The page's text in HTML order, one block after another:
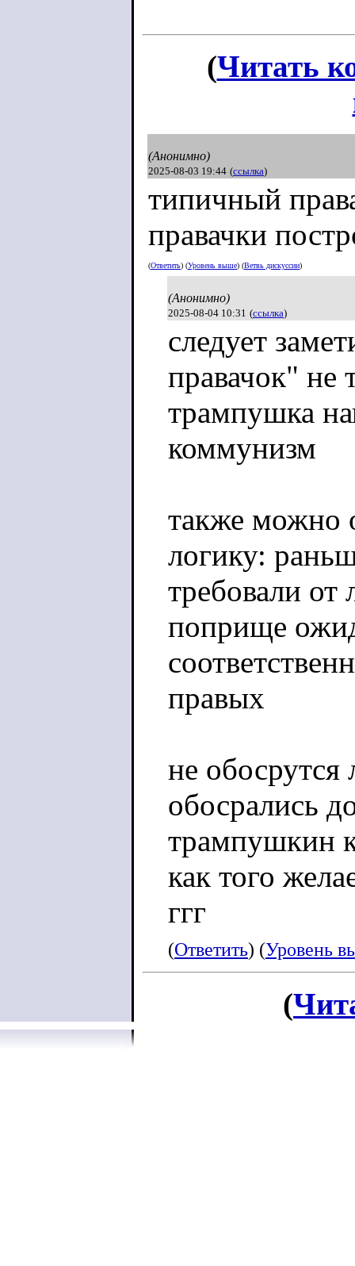
(Читать
(Анонимно)
2025-08-03 19:44 (ссылка)
типичный
правачки
(Ответить) (Уровень выше) (Ветвь дискуссии)
(Анонимно)
2025-08-04 10:31 (ссылка)
следует
правачок" не
трампушка
коммунизм
также можно
логику:
требовали от
поприще
правых
не обосрутся
обосрались
трампушкин
как того
ггг
(Ответить) (Уровень
(